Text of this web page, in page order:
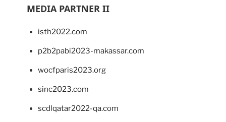
MEDIA PARTNER II
isth2022.com
p2b2pabi2023-makassar.com
wocfparis2023.org
sinc2023.com
scdlqatar2022-qa.com